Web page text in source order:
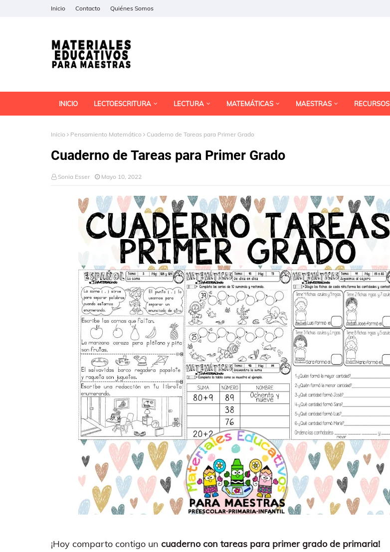
Inicio Contacto Quiénes Somos
INICIO LECTOESCRITURA LECTURA MATEMÁTICAS MAESTRAS RECURSOS
Inicio Pensamiento Matemático Cuaderno de Tareas para Primer Grado
Cuaderno de Tareas para Primer Grado
Sonia Esser Mayo 10, 2022
¡Hoy comparto contigo un cuaderno con tareas para primer grado de primaria!